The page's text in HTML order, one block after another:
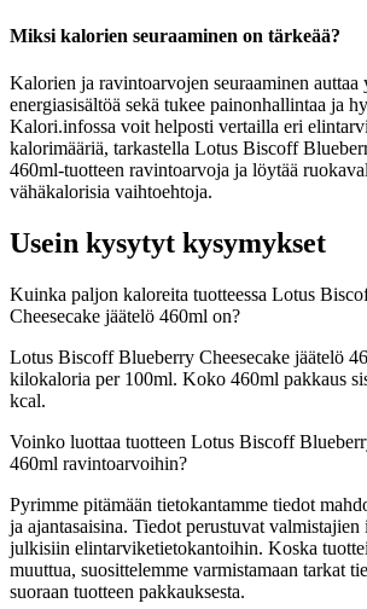
Miksi kalorien seuraaminen on tärkeää?
Kalorien ja ravintoarvojen seuraaminen auttaa
energiasisältöä sekä tukee painonhallintaa ja
Kalori.infossa voit helposti vertailla eri
kalorimääriä, tarkastella Lotus Biscoff
460ml-tuotteen ravintoarvoja ja löytää
vähäkalorisia vaihtoehtoja.
Usein kysytyt kysymykset
Kuinka paljon kaloreita tuotteessa Lotus
Cheesecake jäätelö 460ml on?
Lotus Biscoff Blueberry Cheesecake jäätelö
kilokaloria per 100ml. Koko 460ml pakkaus
kcal.
Voinko luottaa tuotteen Lotus Biscoff
460ml ravintoarvoihin?
Pyrimme pitämään tietokantamme tiedot
ja ajantasaisina. Tiedot perustuvat
julkisiin elintarviketietokantoihin. Koska
muuttua, suosittelemme varmistamaan tarkat
suoraan tuotteen pakkauksesta.